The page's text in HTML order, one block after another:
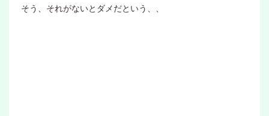
そう、それがないとダメだという、、